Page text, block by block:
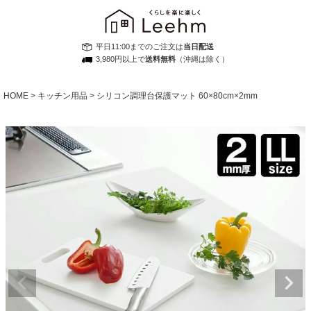
平日11:00までのご注文は当日配送
3,980円以上で送料無料 （沖縄は除く）
HOME キッチン用品 シリコン調理台保護マット 60×80cm×2mm